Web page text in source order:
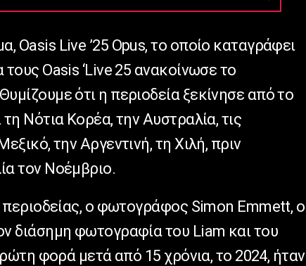
Oasis Live ’25 Opus, το οποίο καταγράφει
Oasis ‘Live 25 ανακοίνωσε το
ότι η περιοδεία ξεκίνησε από το
Νότια Κορέα, την Αυστραλία, τις
την Αργεντινή, τη Χιλή, πριν
τον Νοέμβριο.
περιοδείας, ο φωτογράφος Simon Emmett, ο
διάσημη φωτογραφία του Liam και του
φορά μετά από 15 χρόνια, το 2024, ήταν